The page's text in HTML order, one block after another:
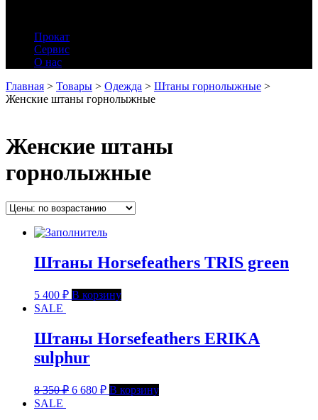
Прокат
Сервис
О нас
Главная > Товары > Одежда > Штаны горнолыжные >
Женские штаны горнолыжные
Женские штаны
горнолыжные
Штаны Horsefeathers TRIS green
5 400 ₽ В корзину
SALE
Штаны Horsefeathers ERIKA
sulphur
8 350₽ 6 680 ₽ В корзину
SALE